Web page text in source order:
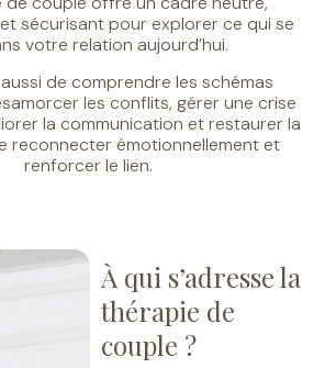
sécurisant pour explorer ce qui se
votre relation aujourd’hui.
de comprendre les schémas
les conflits, gérer une crise
la communication et restaurer la
e reconnecter émotionnellement et
renforcer le lien.
À qui s’adresse la
thérapie de
couple ?